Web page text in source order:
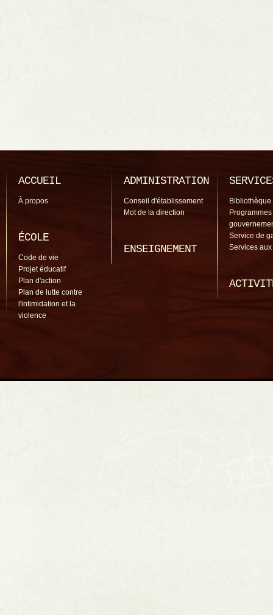
ACCUEIL
À propos
ÉCOLE
Code de vie
Projet éducatif
Plan d'action
Plan de lutte contre
l'intimidation et la
violence
ADMINISTRATION
Conseil d'établissement
Mot de la direction
ENSEIGNEMENT
Bibliothèque
Programmes
Service de
Services